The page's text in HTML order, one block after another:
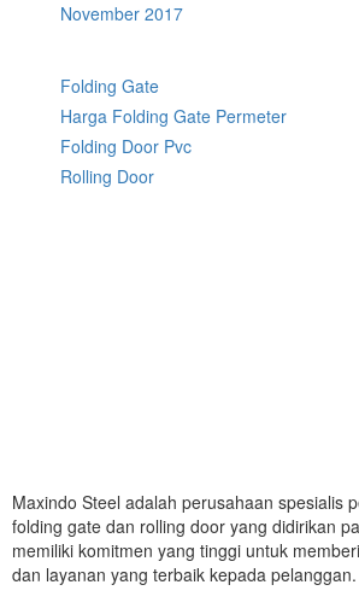
November 2017
Folding Gate
Harga Folding Gate Permeter
Folding Door Pvc
Rolling Door
Maxindo Steel adalah perusahaan spesialis
folding gate dan rolling door yang didirikan
memiliki komitmen yang tinggi untuk
dan layanan yang terbaik kepada pelanggan.